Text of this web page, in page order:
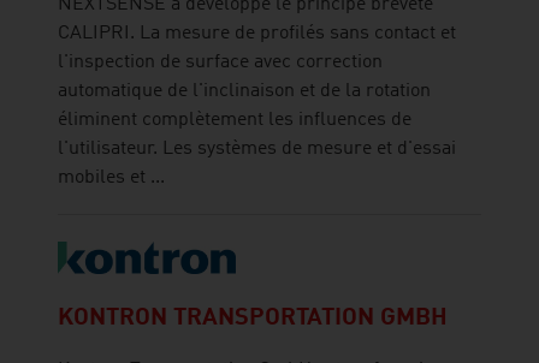
NEXTSENSE a développé le principe breveté
CALIPRI. La mesure de profilés sans contact et
l'inspection de surface avec correction
automatique de l'inclinaison et de la rotation
éliminent complètement les influences de
l'utilisateur. Les systèmes de mesure et d'essai
mobiles et ...
KONTRON TRANSPORTATION GMBH